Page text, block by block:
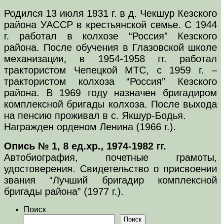
Родился 13 июля 1931 г. в д. Чекшур Кезского
района УАССР в крестьянской семье. С 1944
г. работал в колхозе “Россия” Кезского
района. После обучения в Глазовской школе
механизации, в 1954-1958 гг. работал
трактористом Чепецкой МТС, с 1959 г. –
трактористом колхоза “Россия” Кезского
района. В 1969 году назначен бригадиром
комплексной бригады колхоза. После выхода
на пенсию проживал в с. Якшур-Бодья.
Награжден орденом Ленина (1966 г.).
Опись № 1, 8 ед.хр., 1974-1982 гг.
Автобиография, почетные грамоты,
удостоверения. Свидетельство о присвоении
звания “Лучший бригадир комплексной
бригады района” (1977 г.).
Поиск
Поиск